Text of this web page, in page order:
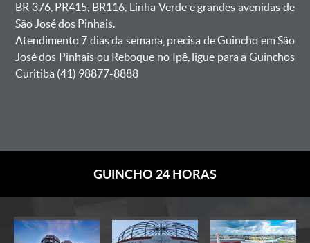
BR 376, PR415, BR116, Linha Verde e grandes avenidas de
São José dos Pinhais.
Atendimento 7 dias da semana, precisa de Guincho em São
José dos Pinhais ou Reboque no Ipê, ligue para a Guinchos
Curitiba (41) 98877-8888
GUINCHO 24 HORAS